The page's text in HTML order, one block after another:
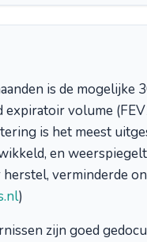
is de
volume
is het meest
en
verminderde
)
zijn goed